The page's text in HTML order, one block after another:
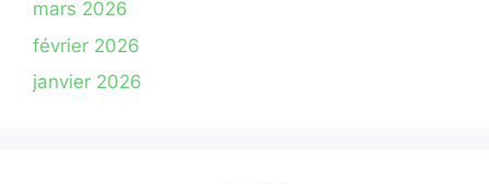
mars 2026
février 2026
janvier 2026